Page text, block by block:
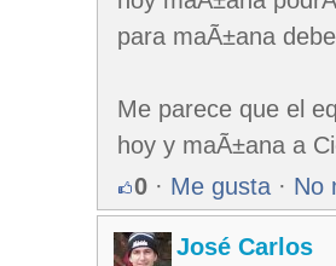
para maÃ±ana
Me parece que el
hoy y maÃ±ana a
0 · Me gusta · No
José Carlos